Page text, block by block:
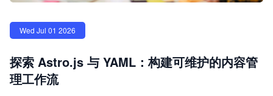
Wed Jul 01 2026
探索 Astro.js 与 YAML：构建可维护的内容管
理工作流